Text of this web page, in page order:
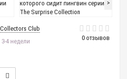
>
0 отзывов
Club
4 недели